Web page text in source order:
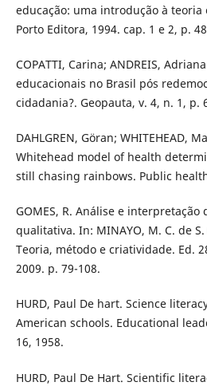
educação: uma introdução à teoria
Porto Editora, 1994. cap. 1 e 2, p.
COPATTI, Carina; ANDREIS,
educacionais no Brasil pós
cidadania?. Geopauta, v. 4, n. 1, p.
DAHLGREN, Göran; WHITEHEAD,
Whitehead model of health
still chasing rainbows. Public
GOMES, R. Análise e interpretação
qualitativa. In: MINAYO, M. C. de
Teoria, método e criatividade. Ed.
2009. p. 79-108.
HURD, Paul De hart. Science
American schools. Educational
16, 1958.
HURD, Paul De Hart. Scientific